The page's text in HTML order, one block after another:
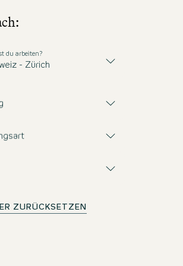
- Zürich
du arbeiten?
ZURÜCKSETZEN